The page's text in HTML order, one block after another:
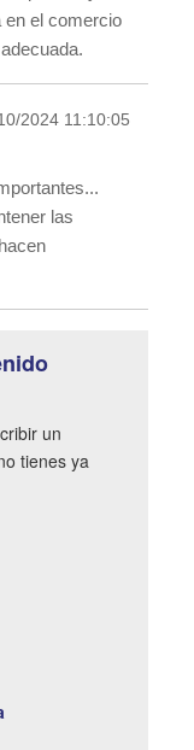
en el comercio
2024 11:10:05
las
un
tienes ya